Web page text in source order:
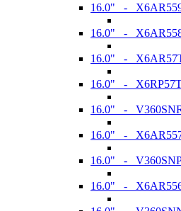
16.0" -
16.0" -
16.0" -
16.0" -
16.0" -
16.0" -
16.0" -
16.0" -